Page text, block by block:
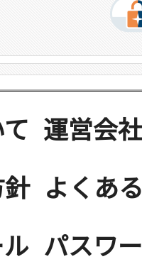
運営会社
よくあ
パスワ